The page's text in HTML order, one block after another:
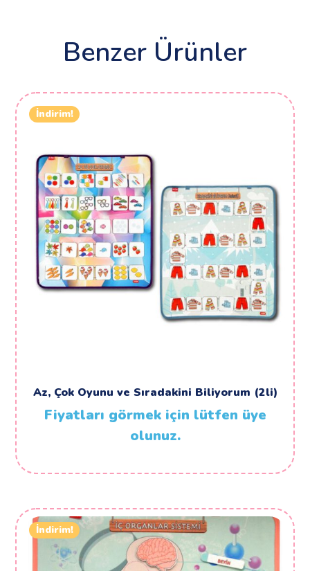
Benzer Ürünler
İndirim!
Az, Çok Oyunu ve Sıradakini Biliyorum (2li)
Fiyatları görmek için lütfen üye
olunuz.
İndirim!